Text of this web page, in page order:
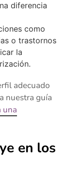
diferencia
como
o trastornos
la
adecuado
nuestra guía
una
en los